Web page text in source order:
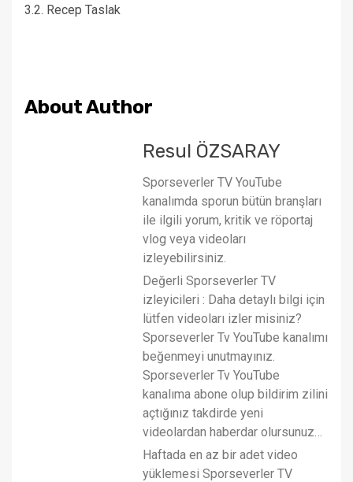
3.2. Recep Taslak
About Author
Resul ÖZSARAY
Sporseverler TV YouTube
kanalımda sporun bütün branşları
ile ilgili yorum, kritik ve röportaj
vlog veya videoları
izleyebilirsiniz.
Değerli Sporseverler TV
izleyicileri : Daha detaylı bilgi için
lütfen videoları izler misiniz?
Sporseverler Tv YouTube kanalımı
beğenmeyi unutmayınız.
Sporseverler Tv YouTube
kanalıma abone olup bildirim zilini
açtığınız takdirde yeni
videolardan haberdar olursunuz…
Haftada en az bir adet video
yüklemesi Sporseverler TV